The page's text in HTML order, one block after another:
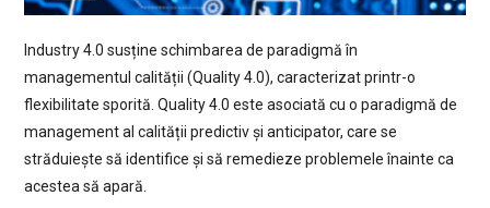
Industry 4.0 susține schimbarea de paradigmă în
managementul calității (Quality 4.0), caracterizat printr-o
flexibilitate sporită. Quality 4.0 este asociată cu o paradigmă de
management al calității predictiv și anticipator, care se
străduiește să identifice și să remedieze problemele înainte ca
acestea să apară.